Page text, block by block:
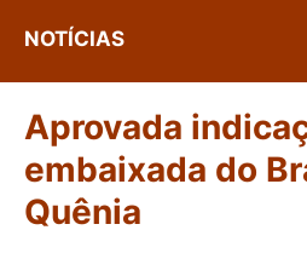
NOTÍCIAS
Aprovada
embaixada do
Quênia